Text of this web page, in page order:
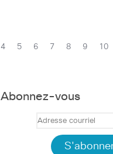
4 5 6 7 8 9 10
Abonnez-vous